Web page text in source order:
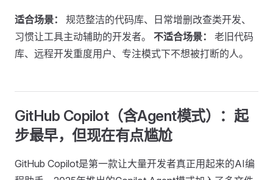
适合场景：
规范整洁的代码库、日常增删改查类开发、
习惯让工具主动辅助的开发者。 不适合场景：
老旧代码
库、远程开发重度用户、专注模式下不想被打断的人。
GitHub Copilot（含Agent模式）：起
步最早，但现在有点尴尬
GitHub Copilot是第一款让大量开发者真正用起来的AI编